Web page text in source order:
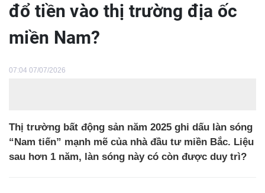
đổ tiền vào thị trường địa ốc
miền Nam?
07:04 07/07/2026
Thị trường bất động sản năm 2025 ghi dấu làn sóng
“Nam tiến” mạnh mẽ của nhà đầu tư miền Bắc. Liệu
sau hơn 1 năm, làn sóng này có còn được duy trì?